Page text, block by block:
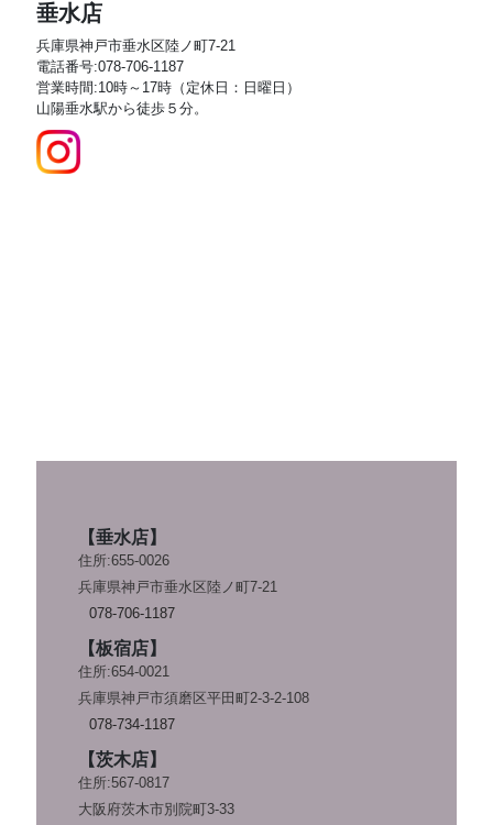
垂水店
兵庫県神戸市垂水区陸ノ町7-21
電話番号:078-706-1187
営業時間:10時～17時（定休日：日曜日）
山陽垂水駅から徒歩５分。
【垂水店】
住所:655-0026
兵庫県神戸市垂水区陸ノ町7-21
078-706-1187
【板宿店】
住所:654-0021
兵庫県神戸市須磨区平田町2-3-2-108
078-734-1187
【茨木店】
住所:567-0817
大阪府茨木市別院町3-33